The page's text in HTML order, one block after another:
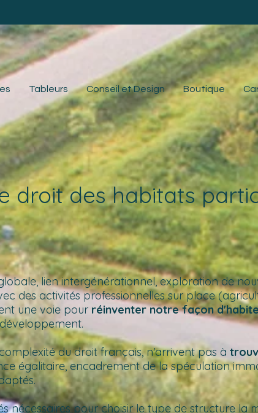
Tableurs Conseil et Design Boutique
droit des habitats
lien intergénérationnel, exploration de
des activités professionnelles sur place
une voie pour réinventer notre façon
du droit français, n'arrivent pas à
égalitaire, encadrement de la spéculation
nécessaires pour choisir le type de structure la